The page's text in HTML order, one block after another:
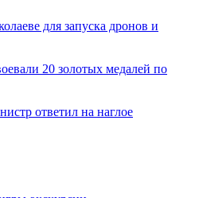
для запуска дронов и
20 золотых медалей по
ответил на наглое